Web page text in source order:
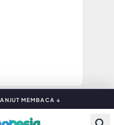
MEMBACA ↓